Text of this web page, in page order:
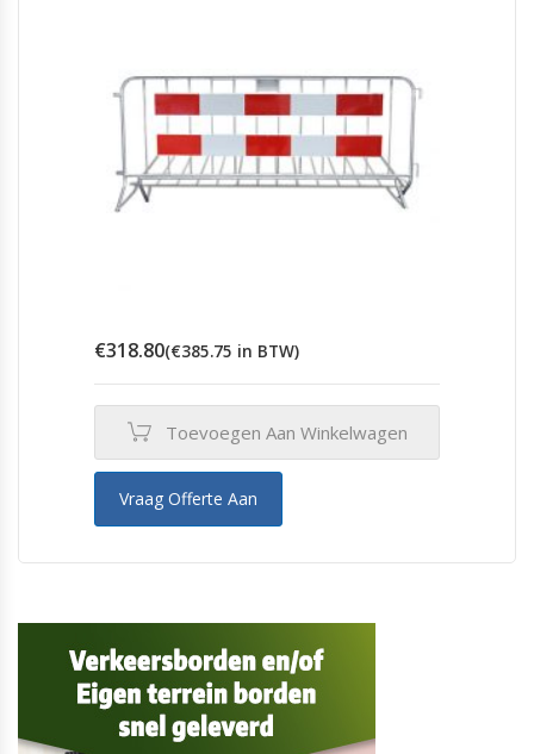
€318.80(€385.75 in BTW)
Toevoegen Aan Winkelwagen
Vraag Offerte Aan